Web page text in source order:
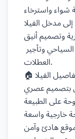
واسترخاء.
مدخل الفيلا.
وتصميم أنيق.
مناسبة للسكن العائلي أو للاستثمار السياحي وتأجير
العطلات.
🏠 تفاصيل الفيلا:
بتصميم عصري.
على الطبيعة.
خارجية واسعة.
هادئ وآمن.